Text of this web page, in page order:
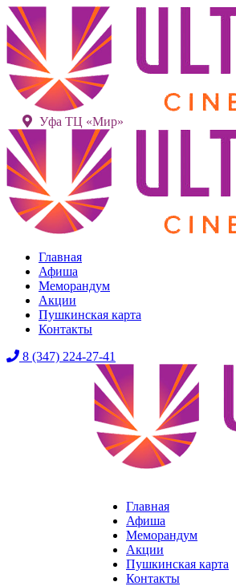
Уфа ТЦ «Мир»
Главная
Афиша
Меморандум
Акции
Пушкинская карта
Контакты
8 (347) 224-27-41
Главная
Афиша
Меморандум
Акции
Пушкинская карта
Контакты